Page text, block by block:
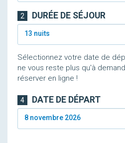
2 DURÉE DE SÉJOUR
13 nuits
Sélectionnez votre date de
ne vous reste plus qu'à
réserver en ligne !
4 DATE DE DÉPART
8 novembre 2026